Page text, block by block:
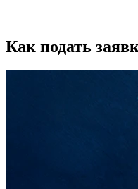
Как подать